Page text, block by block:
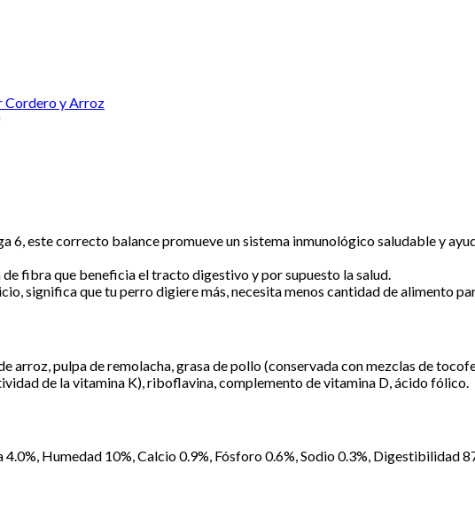
6, este correcto balance promueve un sistema inmunológico saludable y
fibra que beneficia el tracto digestivo y por supuesto la salud.
significa que tu perro digiere más, necesita menos cantidad de alimento
arroz, pulpa de remolacha, grasa de pollo (conservada con mezclas de
de la vitamina K), riboflavina, complemento de vitamina D, ácido fólico.
Humedad 10%, Calcio 0.9%, Fósforo 0.6%, Sodio 0.3%, Digestibilidad